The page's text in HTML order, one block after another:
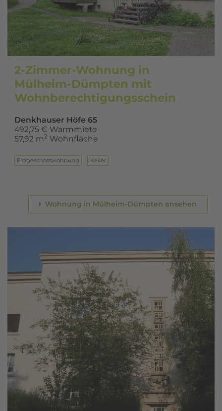
2-Zimmer-Wohnung in
Mülheim-Dümpten mit
Wohnberechtigungsschein
Denkhauser Höfe 65
492,75 € Warmmiete
57,92 m2 Wohnfläche
Erd­ge­schoss­woh­nung Keller
Wohnung in Mülheim-Dümpten ansehen